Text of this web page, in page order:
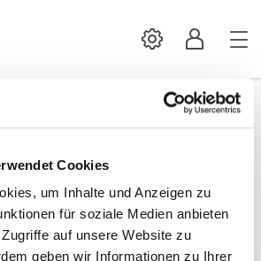
Cookies
um Inhalte und Anzeigen zu
für soziale Medien anbieten
auf unsere Website zu
geben wir Informationen zu Ihrer
SettingsProfil
Campus Coach verfügbar.